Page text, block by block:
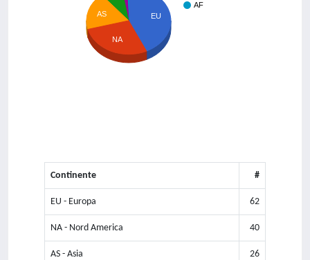
AF
EU
AS
NA
Continente #
EU - Europa 62
NA - Nord America 40
AS - Asia 26